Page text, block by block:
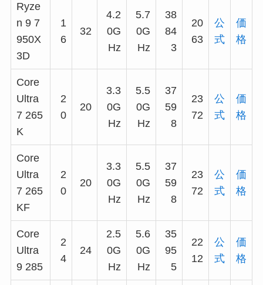
Ryze
n 9 7
950X
3D
1
6
32
4.2
0G
Hz
5.7
0G
Hz
38
84
3
20
63
公
式
価
格
Core
Ultra
7 265
K
2
0
20
3.3
0G
Hz
5.5
0G
Hz
37
59
8
23
72
公
式
価
格
Core
Ultra
7 265
KF
2
0
20
3.3
0G
Hz
5.5
0G
Hz
37
59
8
23
72
公
式
価
格
Core
Ultra
9 285
2
4
24
2.5
0G
Hz
5.6
0G
Hz
35
95
5
22
12
公
式
価
格